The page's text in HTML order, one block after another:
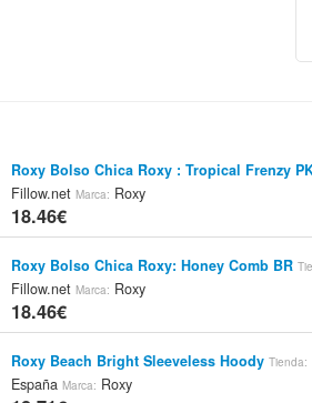
Roxy Bolso Chica Roxy : Tropical Frenzy
Fillow.netMarca: Roxy
18.46€
Roxy Bolso Chica Roxy: Honey Comb BR
Fillow.netMarca: Roxy
18.46€
Roxy Beach Bright Sleeveless Hoody Tienda:
EspañaMarca: Roxy